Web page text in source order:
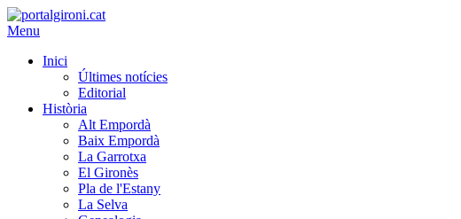
Menu
Inici
Últimes notícies
Editorial
Història
Alt Empordà
Baix Empordà
La Garrotxa
El Gironès
Pla de l'Estany
La Selva